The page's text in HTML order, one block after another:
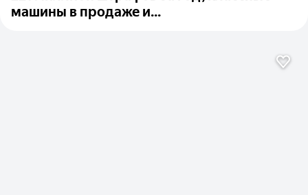
машины в продаже и...